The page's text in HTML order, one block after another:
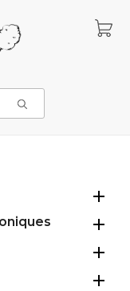



